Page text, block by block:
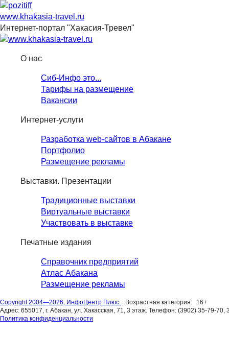
www.khakasia-travel.ru
Интернет-портал "Хакасия-Тревел"
О нас
Сиб-Инфо это...
Тарифы на размещение
Вакансии
Интернет-услуги
Разработка web-сайтов в Абакане
Портфолио
Размещение рекламы
Выставки. Презентации
Традиционные выставки
Виртуальные выставки
Участвовать в выставке
Печатные издания
Справочник предприятий
Атлас Абакана
Размещение рекламы
Copyright 2004—2026, ИнфоЦентр Плюс. Возрастная категория:
16+
Адрес: 655017, г. Абакан, ул. Хакасская, 71, 3 этаж. Телефон: (3902) 35-79-
Политика конфиденциальности